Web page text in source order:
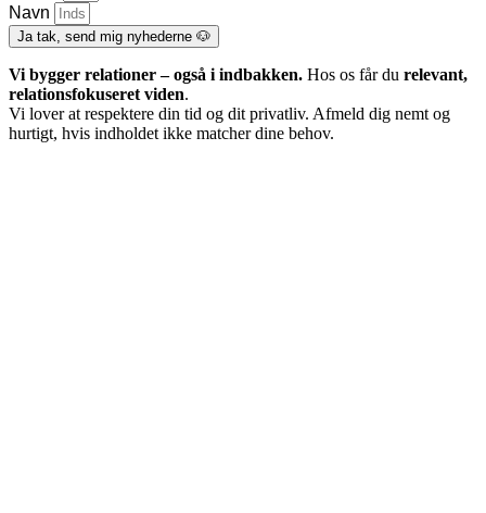
Navn
Ja tak, send mig nyhederne 🐶
Vi bygger relationer – også i indbakken. Hos os får du relevant,
relationsfokuseret viden.
Vi lover at respektere din tid og dit privatliv. Afmeld dig nemt og
hurtigt, hvis indholdet ikke matcher dine behov.